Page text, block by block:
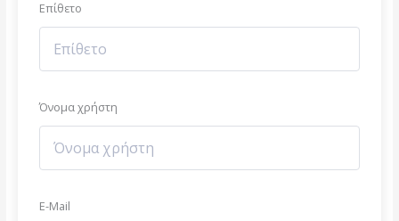
Επίθετο
Όνομα χρήστη
E-Mail